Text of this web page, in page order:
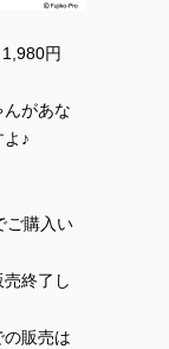
円
があな
♪
ご購入い
終了し
販売は